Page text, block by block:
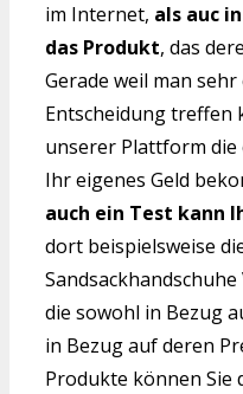
im Internet, als auc
das Produkt, das
Gerade weil man
Entscheidung treffen
unserer Plattform
Ihr eigenes Geld
auch ein Test kann
dort beispielsweise
die sowohl in Bezug
in Bezug auf deren
Produkte können Sie